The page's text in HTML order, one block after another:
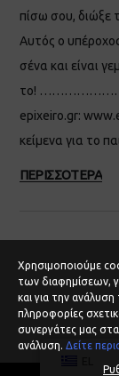
πίσω σου, διώξε
Αυτός ο
σένα και είναι
το! ……………………
epixeiro.gr:
κείμενα για
ΠΕΡΙΣΣΟΤΕΡΑ
Χρησιμοποιούμε
των διαφημίσεων,
και για την
πληροφορίες
συνεργάτες μας
ανάλυση. Δείτε